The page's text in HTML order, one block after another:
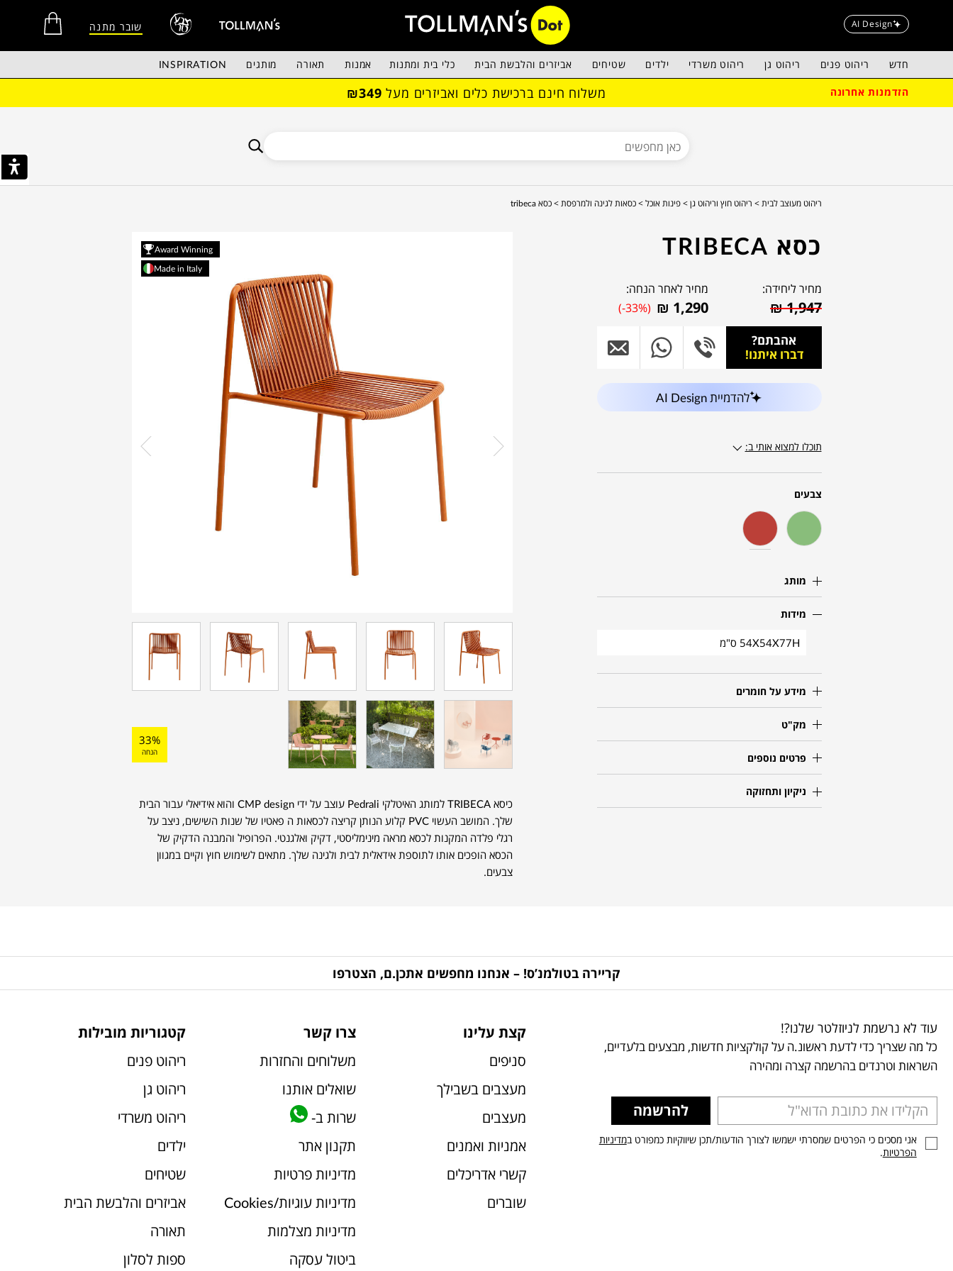
AI Design שובר מתנה
חדש ריהוט פנים ריהוט גן ריהוט משרדי ילדים שטיחים אביזרים והלבשת הבית כלי בית ומתנות אמנות תאורה מותגים INSPIRATION
הזדמנות אחרונה משלוח חינם ברכישת כלים ואביזרים מעל ₪349
ריהוט מעוצב לבית > ריהוט חוץ וריהוט גן > פינות אוכל > כסאות לגינה ולמרפסת > כסא tribeca
כסא TRIBECA
מחיר ליחידה:
₪1,947
מחיר לאחר הנחה:
₪ 1,290
(-33%)
אהבתם?
דברו איתנו!
להדמיית AI Design
תוכלו למצוא אותי ב:
צבעים
מותג
מידות
54X54X77H ס"מ
מידע על חומרים
מק"ט
פרטים נוספים
ניקיון ותחזוקה
Award Winning
Made in Italy
33%
הנחה
כיסא TRIBECA למותג האיטלקי Pedrali עוצב על ידי CMP design והוא אידיאלי עבור הבית
שלך. המושב העשוי PVC קלוע הנותן קריצה לכסאות ה פאטיו של שנות השישים, ניצב על
רגלי פלדה המקנות לכסא מראה מינימליסטי, דקיק ואלגנטי. הפרופיל והמבנה הדקיק של
הכסא הופכים אותו לתוספת אידאלית לבית ולגינה שלך. מתאים לשימוש חוץ וקיים במגוון
צבעים.
קריירה בטולמנ’ס! – אנחנו מחפשים אתכן.ם, הצטרפו
עוד לא נרשמת לניוזלטר שלנו?!
כל מה שצריך כדי לדעת ראשונ.ה על קולקציות חדשות, מבצעים בלעדיים,
השראות וטרנדים בהרשמה קצרה ומהירה
להרשמה
אני מסכים כי הפרטים שמסרתי ישמשו לצורך הודעות/תכן שיווקיות כמפורט במדיניות
הפרטיות.
קצת עלינו
סניפים
מעצבים בשבילך
מעצבים
אמניות ואמנים
קשרי אדריכלים
שוברים
צרו קשר
משלוחים והחזרות
שואלים אותנו
שרות ב-
תקנון אתר
מדיניות פרטיות
מדיניות עוגיות/Cookies
מדיניות מצלמות
ביטול עסקה
קטגוריות מובילות
ריהוט פנים
ריהוט גן
ריהוט משרדי
ילדים
שטיחים
אביזרים והלבשת הבית
תאורה
ספות לסלון